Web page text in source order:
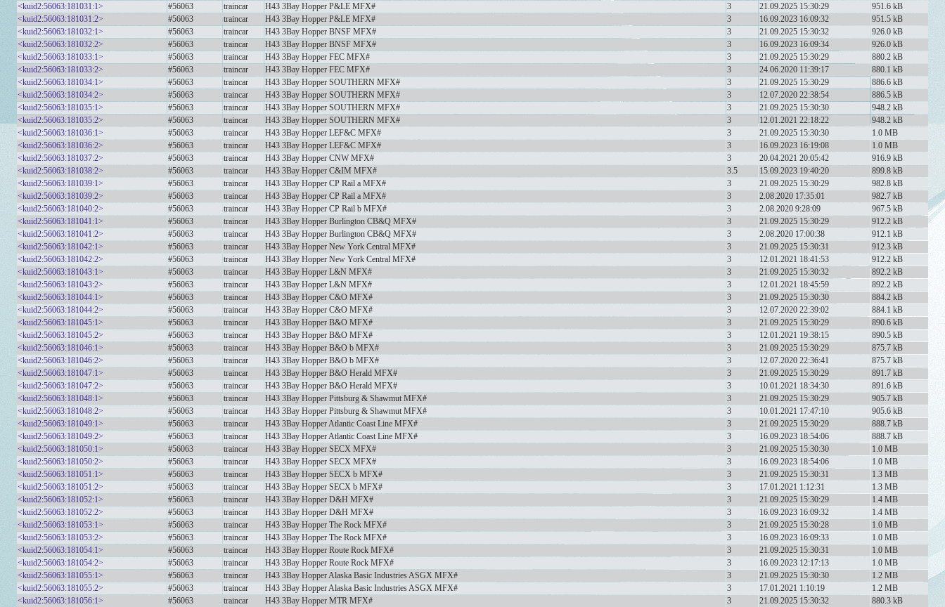
<kuid2:56063:181031:1>
#56063 traincar H43 3Bay Hopper P&LE MFX# 3 21.09.2025 15:30:29
951.6 kB
<kuid2:56063:181031:2>
#56063 traincar H43 3Bay Hopper P&LE MFX# 3 16.09.2023 16:09:32
951.5 kB
<kuid2:56063:181032:1>
#56063 traincar H43 3Bay Hopper BNSF MFX# 3 21.09.2025 15:30:32
926.0 kB
<kuid2:56063:181032:2>
#56063 traincar H43 3Bay Hopper BNSF MFX# 3 16.09.2023 16:09:34
926.0 kB
<kuid2:56063:181033:1>
#56063 traincar H43 3Bay Hopper FEC MFX# 3 21.09.2025 15:30:29
880.2 kB
<kuid2:56063:181033:2>
#56063 traincar H43 3Bay Hopper FEC MFX# 3 24.06.2020 11:39:17
880.1 kB
<kuid2:56063:181034:1>
#56063 traincar H43 3Bay Hopper SOUTHERN MFX# 3 21.09.2025 15:30:29
886.6 kB
<kuid2:56063:181034:2>
#56063 traincar H43 3Bay Hopper SOUTHERN MFX# 3 12.07.2020 22:38:54
886.5 kB
<kuid2:56063:181035:1>
#56063 traincar H43 3Bay Hopper SOUTHERN MFX# 3 21.09.2025 15:30:30
948.2 kB
<kuid2:56063:181035:2>
#56063 traincar H43 3Bay Hopper SOUTHERN MFX# 3 12.01.2021 22:18:22
948.2 kB
<kuid2:56063:181036:1>
#56063 traincar H43 3Bay Hopper LEF&C MFX# 3 21.09.2025 15:30:30
1.0 MB
<kuid2:56063:181036:2>
#56063 traincar H43 3Bay Hopper LEF&C MFX# 3 16.09.2023 16:19:08
1.0 MB
<kuid2:56063:181037:2>
#56063 traincar H43 3Bay Hopper CNW MFX# 3 20.04.2021 20:05:42
916.9 kB
<kuid2:56063:181038:2>
#56063 traincar H43 3Bay Hopper C&IM MFX# 3.5 15.09.2023 19:40:20
899.8 kB
<kuid2:56063:181039:1>
#56063 traincar H43 3Bay Hopper CP Rail a MFX# 3 21.09.2025 15:30:29
982.8 kB
<kuid2:56063:181039:2>
#56063 traincar H43 3Bay Hopper CP Rail a MFX# 3 2.08.2020 17:35:01
982.7 kB
<kuid2:56063:181040:2>
#56063 traincar H43 3Bay Hopper CP Rail b MFX# 3 2.08.2020 9:28:09
967.5 kB
<kuid2:56063:181041:1>
#56063 traincar H43 3Bay Hopper Burlington CB&Q MFX# 3 21.09.2025 15:30:29
912.2 kB
<kuid2:56063:181041:2>
#56063 traincar H43 3Bay Hopper Burlington CB&Q MFX# 3 2.08.2020 17:00:38
912.1 kB
<kuid2:56063:181042:1>
#56063 traincar H43 3Bay Hopper New York Central MFX# 3 21.09.2025 15:30:31
912.3 kB
<kuid2:56063:181042:2>
#56063 traincar H43 3Bay Hopper New York Central MFX# 3 12.01.2021 18:41:53
912.2 kB
<kuid2:56063:181043:1>
#56063 traincar H43 3Bay Hopper L&N MFX# 3 21.09.2025 15:30:32
892.2 kB
<kuid2:56063:181043:2>
#56063 traincar H43 3Bay Hopper L&N MFX# 3 12.01.2021 18:45:59
892.2 kB
<kuid2:56063:181044:1>
#56063 traincar H43 3Bay Hopper C&O MFX# 3 21.09.2025 15:30:30
884.2 kB
<kuid2:56063:181044:2>
#56063 traincar H43 3Bay Hopper C&O MFX# 3 12.07.2020 22:39:02
884.1 kB
<kuid2:56063:181045:1>
#56063 traincar H43 3Bay Hopper B&O MFX# 3 21.09.2025 15:30:29
890.6 kB
<kuid2:56063:181045:2>
#56063 traincar H43 3Bay Hopper B&O MFX# 3 12.01.2021 19:38:15
890.5 kB
<kuid2:56063:181046:1>
#56063 traincar H43 3Bay Hopper B&O b MFX# 3 21.09.2025 15:30:29
875.7 kB
<kuid2:56063:181046:2>
#56063 traincar H43 3Bay Hopper B&O b MFX# 3 12.07.2020 22:36:41
875.7 kB
<kuid2:56063:181047:1>
#56063 traincar H43 3Bay Hopper B&O Herald MFX# 3 21.09.2025 15:30:29
891.7 kB
<kuid2:56063:181047:2>
#56063 traincar H43 3Bay Hopper B&O Herald MFX# 3 10.01.2021 18:34:30
891.6 kB
<kuid2:56063:181048:1>
#56063 traincar H43 3Bay Hopper Pittsburg & Shawmut MFX# 3 21.09.2025 15:30:29
905.7 kB
<kuid2:56063:181048:2>
#56063 traincar H43 3Bay Hopper Pittsburg & Shawmut MFX# 3 10.01.2021 17:47:10
905.6 kB
<kuid2:56063:181049:1>
#56063 traincar H43 3Bay Hopper Atlantic Coast Line MFX# 3 21.09.2025 15:30:29
888.7 kB
<kuid2:56063:181049:2>
#56063 traincar H43 3Bay Hopper Atlantic Coast Line MFX# 3 16.09.2023 18:54:06
888.7 kB
<kuid2:56063:181050:1>
#56063 traincar H43 3Bay Hopper SECX MFX# 3 21.09.2025 15:30:30
1.0 MB
<kuid2:56063:181050:2>
#56063 traincar H43 3Bay Hopper SECX MFX# 3 16.09.2023 18:54:06
1.0 MB
<kuid2:56063:181051:1>
#56063 traincar H43 3Bay Hopper SECX b MFX# 3 21.09.2025 15:30:31
1.3 MB
<kuid2:56063:181051:2>
#56063 traincar H43 3Bay Hopper SECX b MFX# 3 17.01.2021 1:12:31
1.3 MB
<kuid2:56063:181052:1>
#56063 traincar H43 3Bay Hopper D&H MFX# 3 21.09.2025 15:30:29
1.4 MB
<kuid2:56063:181052:2>
#56063 traincar H43 3Bay Hopper D&H MFX# 3 16.09.2023 16:09:32
1.4 MB
<kuid2:56063:181053:1>
#56063 traincar H43 3Bay Hopper The Rock MFX# 3 21.09.2025 15:30:28
1.0 MB
<kuid2:56063:181053:2>
#56063 traincar H43 3Bay Hopper The Rock MFX# 3 16.09.2023 16:09:33
1.0 MB
<kuid2:56063:181054:1>
#56063 traincar H43 3Bay Hopper Route Rock MFX# 3 21.09.2025 15:30:31
1.0 MB
<kuid2:56063:181054:2>
#56063 traincar H43 3Bay Hopper Route Rock MFX# 3 16.09.2023 12:17:13
1.0 MB
<kuid2:56063:181055:1>
#56063 traincar H43 3Bay Hopper Alaska Basic Industries ASGX MFX# 3 21.09.2025 15:30:30
1.2 MB
<kuid2:56063:181055:2>
#56063 traincar H43 3Bay Hopper Alaska Basic Industries ASGX MFX# 3 17.01.2021 1:10:19
1.2 MB
<kuid2:56063:181056:1>
#56063 traincar H43 3Bay Hopper MTR MFX# 3 21.09.2025 15:30:32
880.3 kB